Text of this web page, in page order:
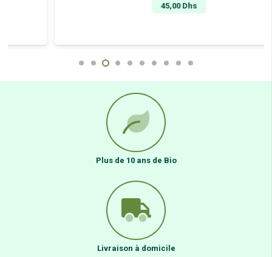
Plus de 10 ans de Bio
Livraison à domicile